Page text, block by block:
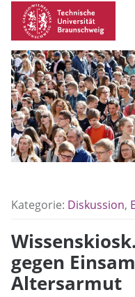
Kategorie: Diskussion,
gegen
Altersarmut